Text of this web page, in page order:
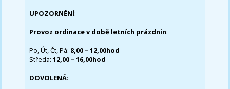
UPOZORNĚNÍ:
Provoz ordinace v době letních prázdnin:
Po, Út, Čt, Pá: 8,00 – 12,00hod
Středa:12,00 – 16,00hod
DOVOLENÁ: